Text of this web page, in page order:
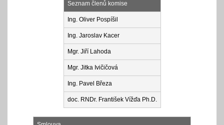
Seznam členů komise
Ing. Oliver Pospíšil
Ing. Jaroslav Kacer
Mgr. Jiří Lahoda
Mgr. Jitka Ivičičová
Ing. Pavel Březa
doc. RNDr. František Vížďa Ph.D.